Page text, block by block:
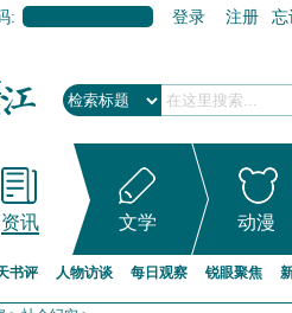
: 登录 注册 忘
资讯 文学 动漫
书评 人物访谈 每日观察 锐眼聚焦